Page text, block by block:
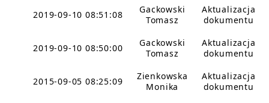
2019-09-10 08:51:08
Gackowski
Tomasz
Aktualizacja
dokumentu
2019-09-10 08:50:00
Gackowski
Tomasz
Aktualizacja
dokumentu
2015-09-05 08:25:09
Zienkowska
Monika
Aktualizacja
dokumentu